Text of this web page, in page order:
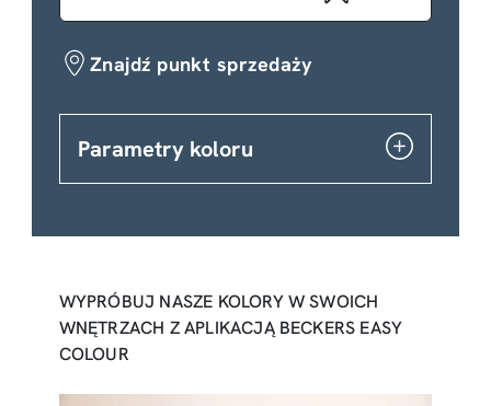
Znajdź punkt sprzedaży
Parametry koloru
WYPRÓBUJ NASZE KOLORY W SWOICH
WNĘTRZACH Z APLIKACJĄ BECKERS EASY
COLOUR